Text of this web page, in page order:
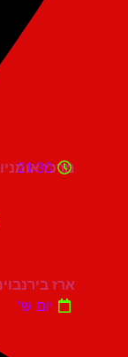
מרכז אומניות
21:30
ארז בירנבוים
יום ש'